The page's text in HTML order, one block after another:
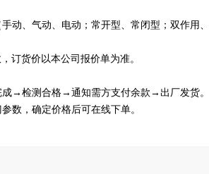
动、气动、电动；常开型、常闭型；双作用
订货价以本公司报价单为准。
→检测合格→通知需方支付余款→出厂发货。
数，确定价格后可在线下单。